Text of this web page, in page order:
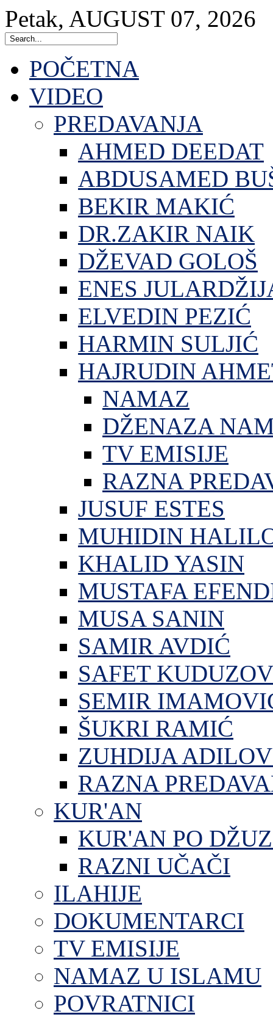
Petak, AUGUST 07, 2026
POČETNA
VIDEO
PREDAVANJA
AHMED DEEDAT
ABDUSAMED
BEKIR MAKIĆ
DR.ZAKIR NAIK
DŽEVAD GOLOŠ
ENES
ELVEDIN PEZIĆ
HARMIN SULJIĆ
HAJRUDIN
NAMAZ
DŽENAZA
TV EMISIJE
RAZNA
JUSUF ESTES
MUHIDIN
KHALID YASIN
MUSTAFA
MUSA SANIN
SAMIR AVDIĆ
SAFET
SEMIR
ŠUKRI RAMIĆ
ZUHDIJA
RAZNA
KUR'AN
KUR'AN PO
RAZNI UČAČI
ILAHIJE
DOKUMENTARCI
TV EMISIJE
NAMAZ U ISLAMU
POVRATNICI